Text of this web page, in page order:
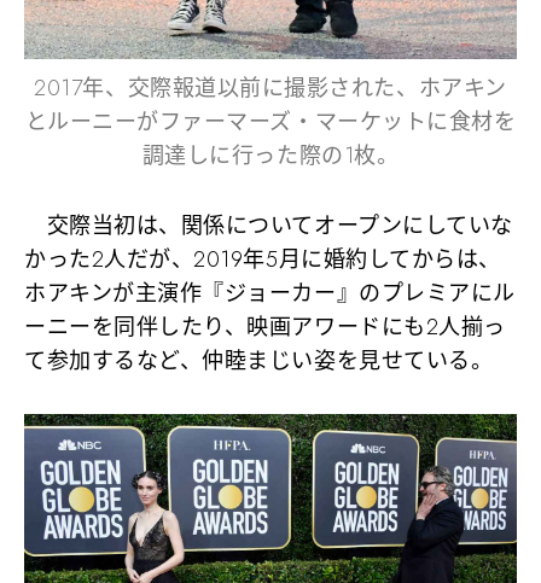
2017年、交際報道以前に撮影された、ホアキン
とルーニーがファーマーズ・マーケットに食材を
調達しに行った際の1枚。
交際当初は、関係についてオープンにしていな
かった2人だが、2019年5月に婚約してからは、
ホアキンが主演作『ジョーカー』のプレミアにル
ーニーを同伴したり、映画アワードにも2人揃っ
て参加するなど、仲睦まじい姿を見せている。